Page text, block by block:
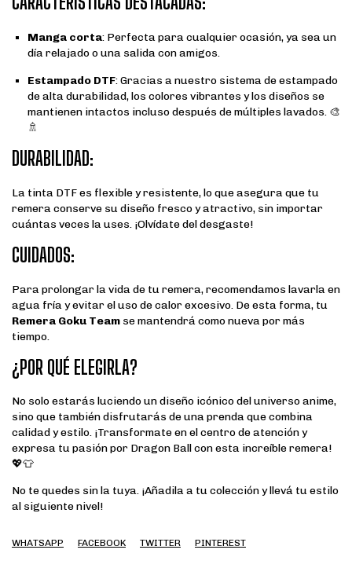
Manga corta: Perfecta para cualquier ocasión, ya sea un
día relajado o una salida con amigos.
Estampado DTF: Gracias a nuestro sistema de estampado
de alta durabilidad, los colores vibrantes y los diseños se
mantienen intactos incluso después de múltiples lavados. 🎨
🚿
DURABILIDAD:
La tinta DTF es flexible y resistente, lo que asegura que tu
remera conserve su diseño fresco y atractivo, sin importar
cuántas veces la uses. ¡Olvídate del desgaste!
CUIDADOS:
Para prolongar la vida de tu remera, recomendamos lavarla en
agua fría y evitar el uso de calor excesivo. De esta forma, tu
Remera Goku Team se mantendrá como nueva por más
tiempo.
¿POR QUÉ ELEGIRLA?
No solo estarás luciendo un diseño icónico del universo anime,
sino que también disfrutarás de una prenda que combina
calidad y estilo. ¡Transformate en el centro de atención y
expresa tu pasión por Dragon Ball con esta increíble remera!
💖👕
No te quedes sin la tuya. ¡Añadila a tu colección y llevá tu estilo
al siguiente nivel!
WHATSAPP FACEBOOK TWITTER PINTEREST